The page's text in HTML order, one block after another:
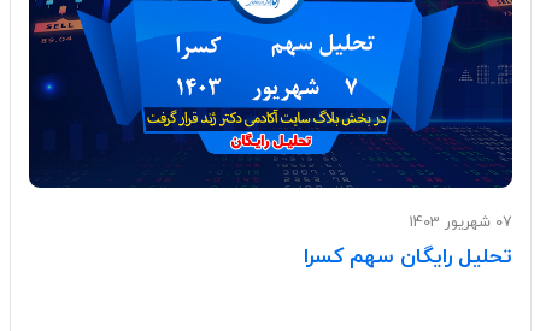
07 شهریور 1403
تحلیل رایگان سهم کسرا